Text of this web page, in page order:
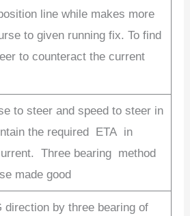
line while makes more
to given running fix. To find
to counteract the current
to steer and speed to steer in
the required ETA in
Three bearing method
made good
direction by three bearing of